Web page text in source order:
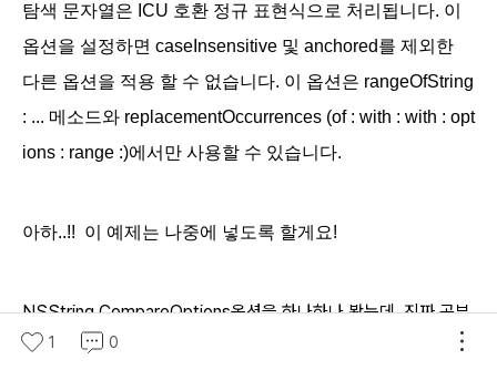
탐색 문자열은 ICU 호환 정규 표현식으로 처리됩니다. 이
옵션을 설정하면 caseInsensitive 및 anchored를 제외한
다른 옵션을 적용 할 수 없습니다. 이 옵션은 rangeOfString
: ... 메소드와 replacementOccurrences (of : with : with : opt
ions : range :)에서만 사용할 수 있습니다.
아하..!! 이 예제는 나중에 넣도록 할게요!
NSString.CompareOptions옵션을 하나하나 봤는데, 진짜 공부
가 많이 됐어요..! XD 알아두어서 나쁠 것 없으니까..한번 쯤 읽어
1 0